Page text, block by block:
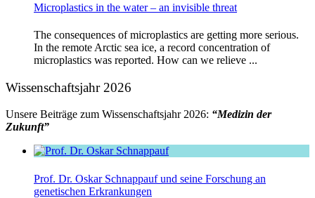
Microplastics in the water – an invisible threat
The consequences of microplastics are getting more serious.
In the remote Arctic sea ice, a record concentration of
microplastics was reported. How can we relieve ...
Wissenschaftsjahr 2026
Unsere Beiträge zum Wissenschaftsjahr 2026: “Medizin der
Zukunft”
Prof. Dr. Oskar Schnappauf und seine Forschung an
genetischen Erkrankungen